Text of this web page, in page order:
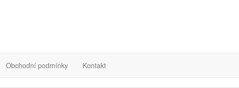
Obchodní podmínky Kontakt